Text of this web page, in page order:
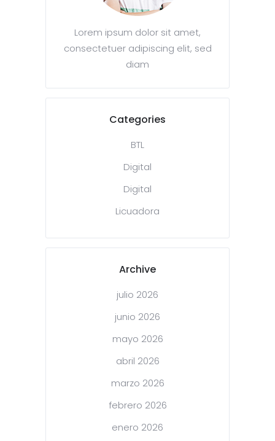
Lorem ipsum dolor sit amet,
consectetuer adipiscing elit, sed
diam
Categories
BTL
Digital
Digital
Licuadora
Archive
julio 2026
junio 2026
mayo 2026
abril 2026
marzo 2026
febrero 2026
enero 2026